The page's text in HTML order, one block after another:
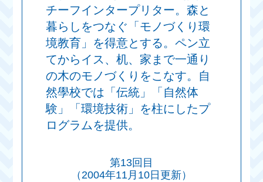
チーフインタープリター。森と
暮らしをつなぐ「モノづくり環
境教育」を得意とする。ペン立
てからイス、机、家まで一通り
の木のモノづくりをこなす。自
然學校では「伝統」「自然体
験」「環境技術」を柱にしたプ
ログラムを提供。
第13回目
（2004年11月10日更新）